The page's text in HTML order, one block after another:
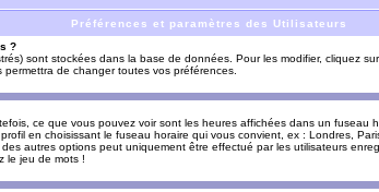
Préférences et paramètres des Utilisateurs
?
sont stockées dans la base de données. Pour les modifier, cliquez
de changer toutes vos préférences.
ce que vous pouvez voir sont les heures affichées dans un fuseau
en choisissant le fuseau horaire qui vous convient, ex : Londres,
autres options peut uniquement être effectué par les utilisateurs
le jeu de mots !